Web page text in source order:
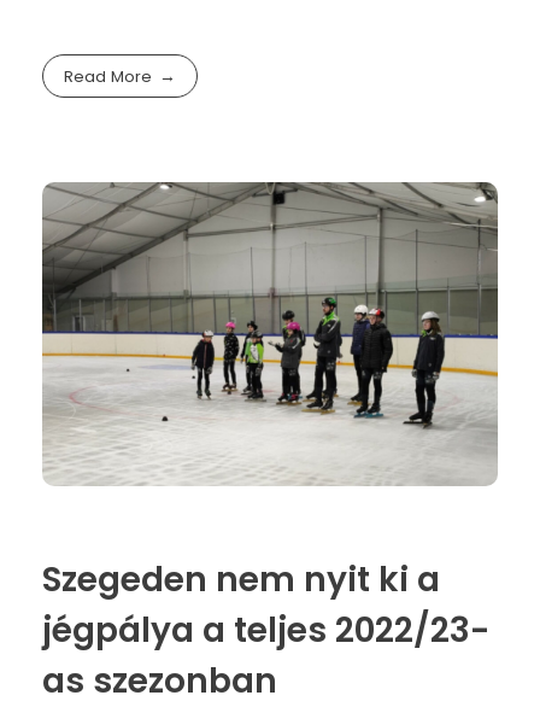
Read More
Szegeden nem nyit ki a
jégpálya a teljes 2022/23-
as szezonban